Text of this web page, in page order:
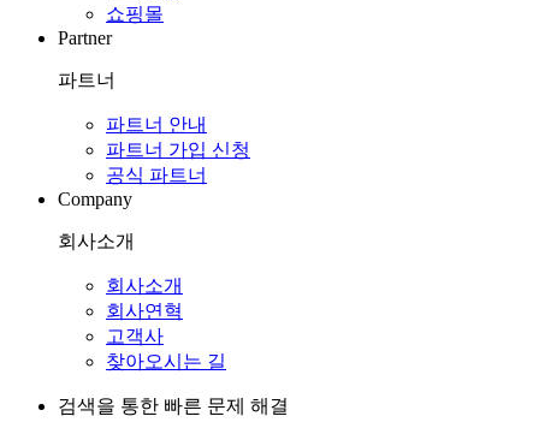
쇼핑몰
Partner
파트너
파트너 안내
파트너 가입 신청
공식 파트너
Company
회사소개
회사소개
회사연혁
고객사
찾아오시는 길
검색을 통한 빠른 문제 해결